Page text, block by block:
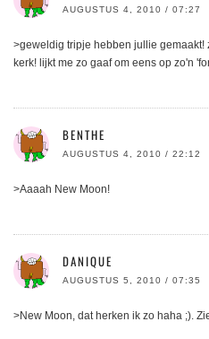
AUGUSTUS 4, 2010 / 07:27
>geweldig tripje hebben jullie gemaakt!
kerk! lijkt me zo gaaf om eens op zo'n
BENTHE
AUGUSTUS 4, 2010 / 22:12
>Aaaah New Moon!
DANIQUE
AUGUSTUS 5, 2010 / 07:35
>New Moon, dat herken ik zo haha ;).